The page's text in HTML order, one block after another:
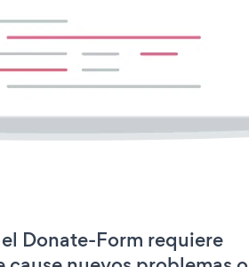
Donate-Form requiere